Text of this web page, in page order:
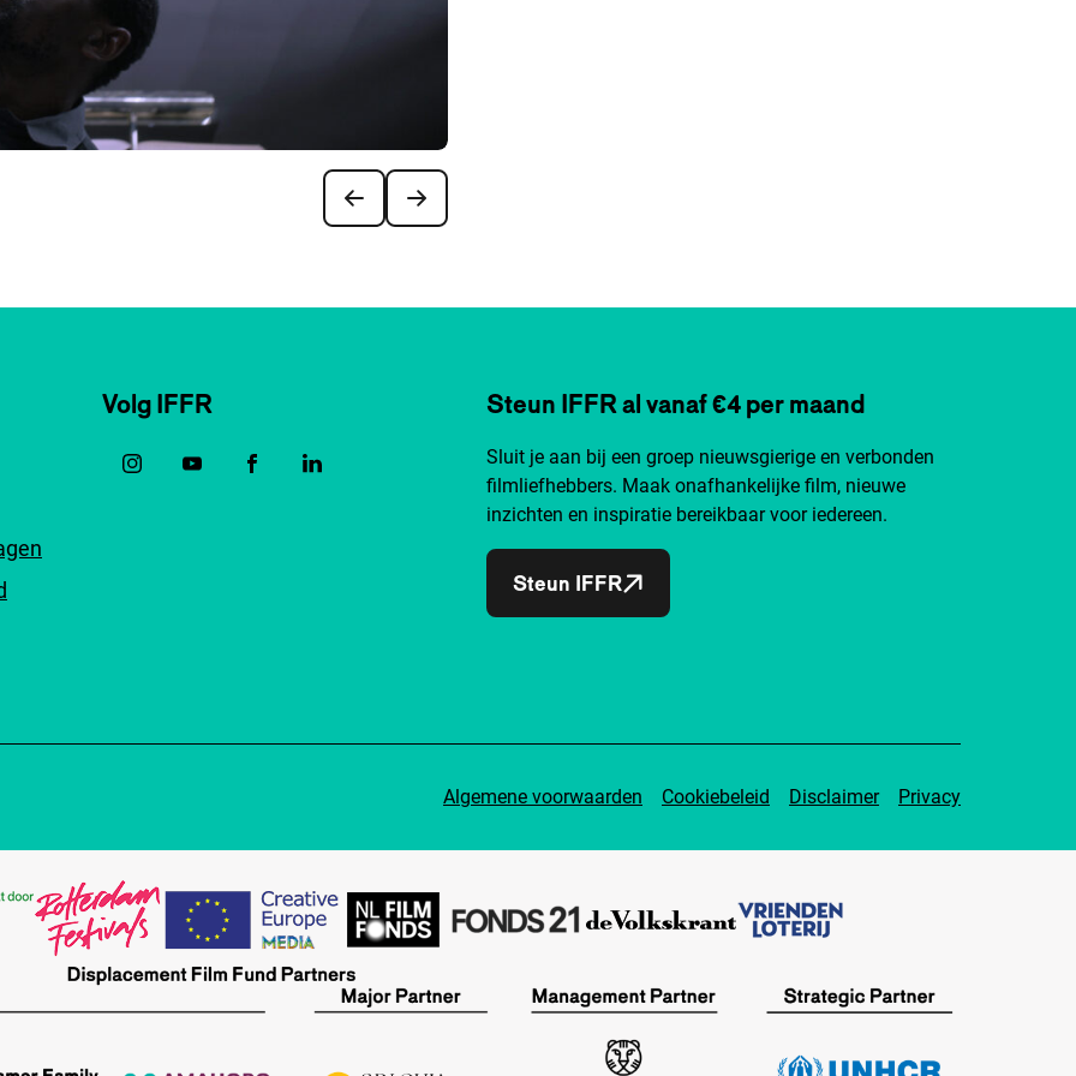
Volg IFFR Steun IFFR al vanaf €4 per maand
Sluit je aan bij een groep nieuwsgierige en verbonden
filmliefhebbers. Maak onafhankelijke film, nieuwe
inzichten en inspiratie bereikbaar voor iedereen.
Steun IFFR
Algemene voorwaarden Cookiebeleid Disclaimer Privacy